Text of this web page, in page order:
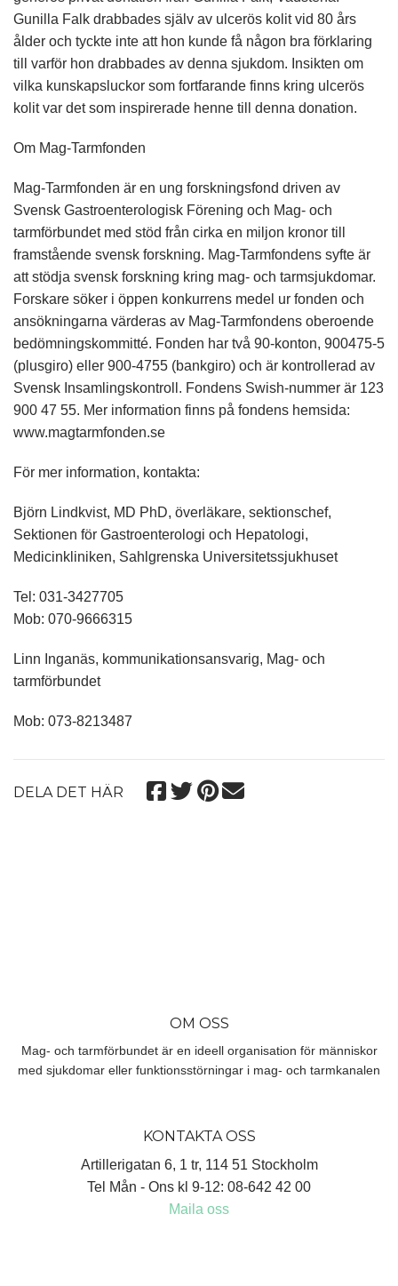
Gunilla Falk drabbades själv av ulcerös kolit vid 80 års
ålder och tyckte inte att hon kunde få någon bra förklaring
till varför hon drabbades av denna sjukdom. Insikten om
vilka kunskapsluckor som fortfarande finns kring ulcerös
kolit var det som inspirerade henne till denna donation.
Om Mag-Tarmfonden
Mag-Tarmfonden är en ung forskningsfond driven av
Svensk Gastroenterologisk Förening och Mag- och
tarmförbundet med stöd från cirka en miljon kronor till
framstående svensk forskning. Mag-Tarmfondens syfte är
att stödja svensk forskning kring mag- och tarmsjukdomar.
Forskare söker i öppen konkurrens medel ur fonden och
ansökningarna värderas av Mag-Tarmfondens oberoende
bedömningskommitté. Fonden har två 90-konton, 900475-5
(plusgiro) eller 900-4755 (bankgiro) och är kontrollerad av
Svensk Insamlingskontroll. Fondens Swish-nummer är 123
900 47 55. Mer information finns på fondens hemsida:
www.magtarmfonden.se
För mer information, kontakta:
Björn Lindkvist, MD PhD, överläkare, sektionschef,
Sektionen för Gastroenterologi och Hepatologi,
Medicinkliniken, Sahlgrenska Universitetssjukhuset
Tel: 031-3427705
Mob: 070-9666315
Linn Inganäs, kommunikationsansvarig, Mag- och
tarmförbundet
Mob: 073-8213487
DELA DET HÄR
OM OSS
Mag- och tarmförbundet är en ideell organisation för människor
med sjukdomar eller funktionsstörningar i mag- och tarmkanalen
KONTAKTA OSS
Artillerigatan 6, 1 tr, 114 51 Stockholm
Tel Mån - Ons kl 9-12: 08-642 42 00
Maila oss